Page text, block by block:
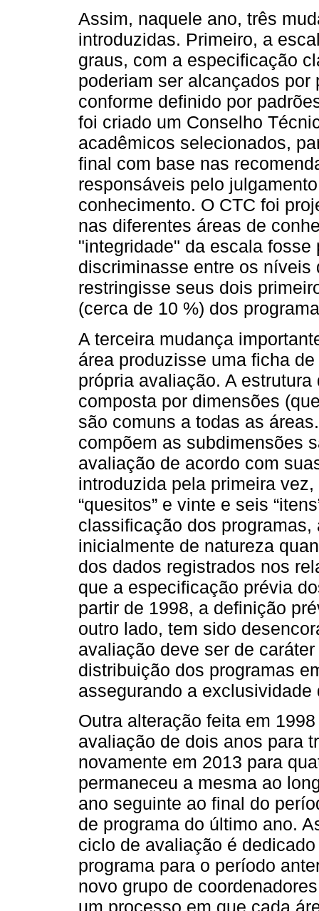
Assim, naquele ano, três
introduzidas. Primeiro, a
graus, com a especificação
poderiam ser alcançados
conforme definido por
foi criado um Conselho
acadêmicos selecionados,
final com base nas
responsáveis pelo
conhecimento. O CTC foi
nas diferentes áreas de
"integridade" da escala
discriminasse entre os níveis
restringisse seus dois
(cerca de 10 %) dos
A terceira mudança
área produzisse uma ficha
própria avaliação. A
composta por dimensões
são comuns a todas as
compõem as subdimensões
avaliação de acordo com
introduzida pela primeira
“quesitos” e vinte e seis
classificação dos
inicialmente de natureza
dos dados registrados nos
que a especificação prévia
partir de 1998, a definição
outro lado, tem sido
avaliação deve ser de
distribuição dos programas
assegurando a
Outra alteração feita em
avaliação de dois anos para
novamente em 2013 para
permaneceu a mesma ao
ano seguinte ao final do
de programa do último ano.
ciclo de avaliação é
programa para o período
novo grupo de
um processo em que cada